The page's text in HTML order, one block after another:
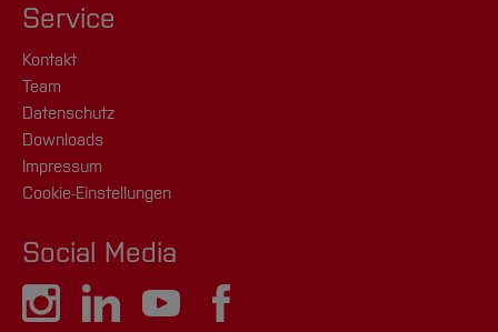
Service
Kontakt
Team
Datenschutz
Downloads
Impressum
Cookie-Einstellungen
Social Media